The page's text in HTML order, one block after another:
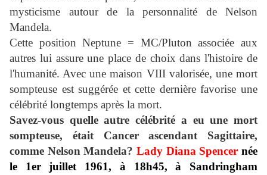
mysticisme autour de la personnalité de Nelson
Mandela.
Cette position Neptune = MC/Pluton associée aux
autres lui assure une place de choix dans l'histoire de
l'humanité. Avec une maison VIII valorisée, une mort
sompteuse est suggérée et cette dernière favorise une
célébrité longtemps après la mort.
Savez-vous quelle autre célébrité a eu une mort
sompteuse, était Cancer ascendant Sagittaire,
comme Nelson Mandela? Lady Diana Spencer née
le 1er juillet 1961, à 18h45, à Sandringham